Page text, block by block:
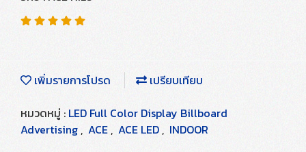
เพิ่มรายการโปรด
เปรียบเทียบ
หมวดหมู่ : LED Full Color Display Billboard
Advertising, ACE , ACE LED , INDOOR